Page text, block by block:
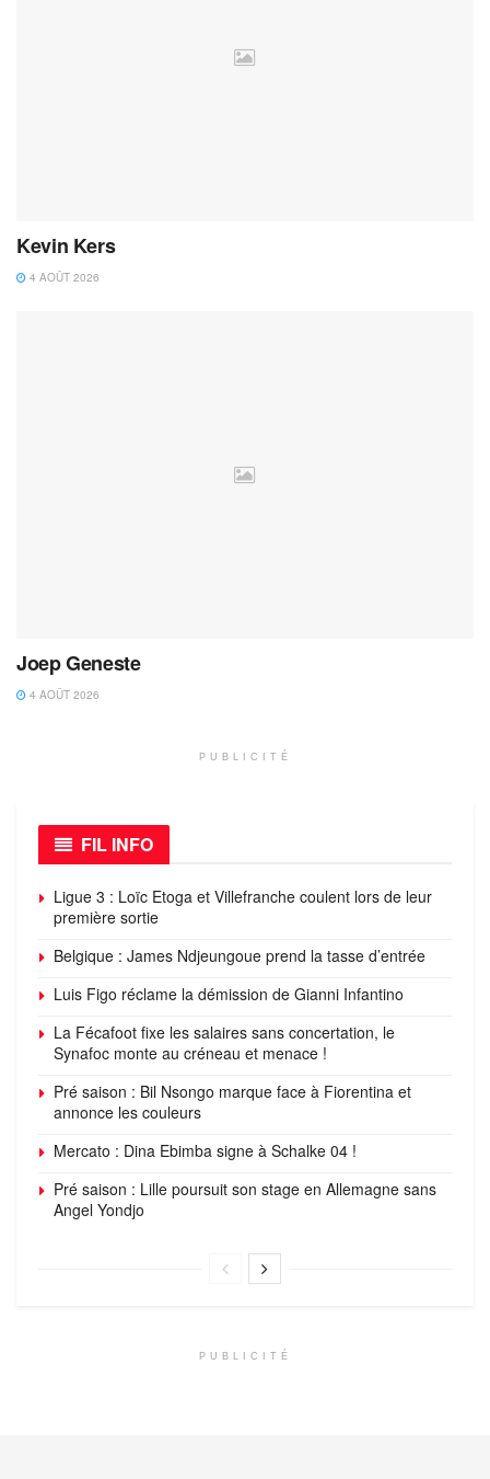
Kevin Kers
4 AOÛT 2026
Joep Geneste
4 AOÛT 2026
PUBLICITÉ
FIL INFO
Ligue 3 : Loïc Etoga et Villefranche coulent lors de leur
première sortie
Belgique : James Ndjeungoue prend la tasse d’entrée
Luis Figo réclame la démission de Gianni Infantino
La Fécafoot fixe les salaires sans concertation, le
Synafoc monte au créneau et menace !
Pré saison : Bil Nsongo marque face à Fiorentina et
annonce les couleurs
Mercato : Dina Ebimba signe à Schalke 04 !
Pré saison : Lille poursuit son stage en Allemagne sans
Angel Yondjo
PUBLICITÉ